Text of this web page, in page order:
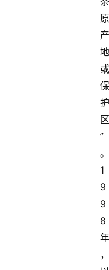
原
产
地
或
保
护
区
”
。
1
9
9
8
年
，